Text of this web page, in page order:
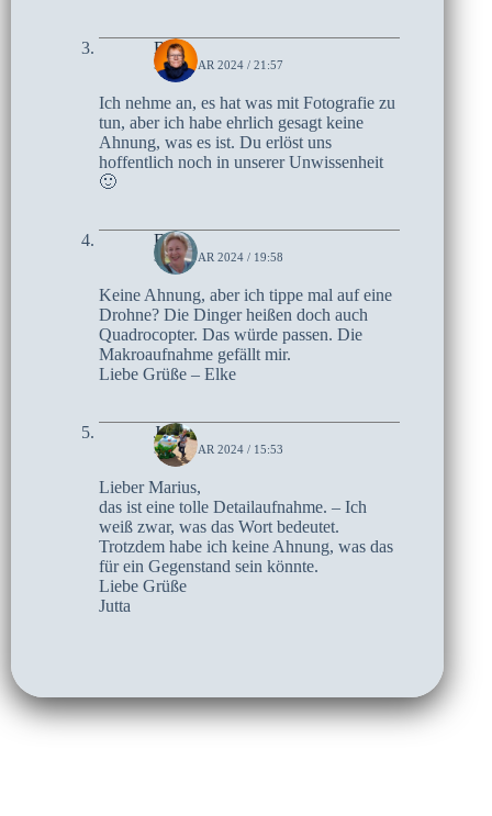
Birte
5. JANUAR 2024 / 21:57
Ich nehme an, es hat was mit Fotografie zu
tun, aber ich habe ehrlich gesagt keine
Ahnung, was es ist. Du erlöst uns
hoffentlich noch in unserer Unwissenheit
🙂
Elke
5. JANUAR 2024 / 19:58
Keine Ahnung, aber ich tippe mal auf eine
Drohne? Die Dinger heißen doch auch
Quadrocopter. Das würde passen. Die
Makroaufnahme gefällt mir.
Liebe Grüße – Elke
Jutta
5. JANUAR 2024 / 15:53
Lieber Marius,
das ist eine tolle Detailaufnahme. – Ich
weiß zwar, was das Wort bedeutet.
Trotzdem habe ich keine Ahnung, was das
für ein Gegenstand sein könnte.
Liebe Grüße
Jutta